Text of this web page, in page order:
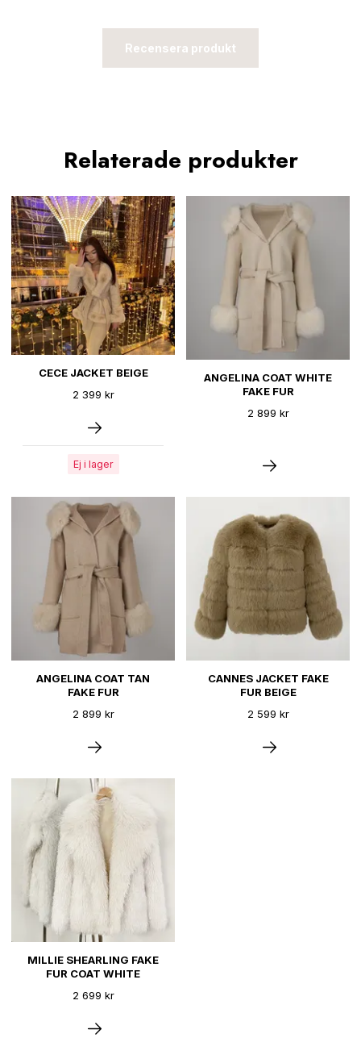
Recensera produkt
Relaterade produkter
CECE JACKET BEIGE
2 399 kr
Ej i lager
ANGELINA COAT WHITE
FAKE FUR
2 899 kr
ANGELINA COAT TAN
FAKE FUR
2 899 kr
CANNES JACKET FAKE
FUR BEIGE
2 599 kr
MILLIE SHEARLING FAKE
FUR COAT WHITE
2 699 kr